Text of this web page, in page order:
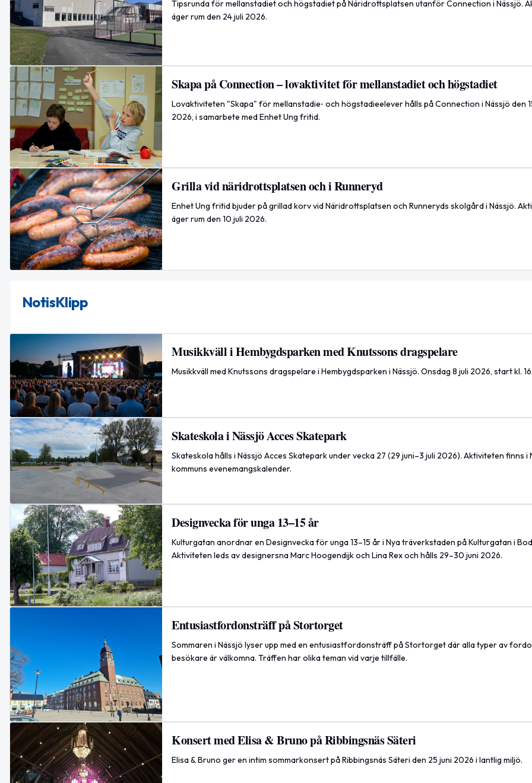
Tipsrunda för mellanstadiet och högstadiet på Näridrottsplatsen utanför Connection i Nässjö.
äger rum den 24 juli 2026.
Skapa på Connection – lovaktivitet för mellanstadiet och högstadiet
Lovaktiviteten "Skapa" för mellanstadie‑ och högstadieelever hålls på Connection i Nässjö den
2026, i samarbete med Enhet Ung fritid.
Grilla vid näridrottsplatsen och i Runneryd
Enhet Ung fritid bjuder på grillad korv vid Näridrottsplatsen och Runneryds skolgård i Nässjö.
äger rum den 10 juli 2026.
NotisKlipp
Musikkväll i Hembygdsparken med Knutssons dragspelare
Musikkväll med Knutssons dragspelare i Hembygdsparken i Nässjö. Onsdag 8 juli 2026, start kl.
Skateskola i Nässjö Acces Skatepark
Skateskola hålls i Nässjö Acces Skatepark under vecka 27 (29 juni–3 juli 2026). Aktiviteten finns i
kommuns evenemangskalender.
Designvecka för unga 13–15 år
Kulturgatan anordnar en Designvecka för unga 13–15 år i Nya träverkstaden på Kulturgatan i
Aktiviteten leds av designersna Marc Hoogendijk och Lina Rex och hålls 29–30 juni 2026.
Entusiastfordonsträff på Stortorget
Sommaren i Nässjö lyser upp med en entusiastfordonsträff på Stortorget där alla typer av
besökare är välkomna. Träffen har olika teman vid varje tillfälle.
Konsert med Elisa & Bruno på Ribbingsnäs Säteri
Elisa & Bruno ger en intim sommarkonsert på Ribbingsnäs Säteri den 25 juni 2026 i lantlig miljö.